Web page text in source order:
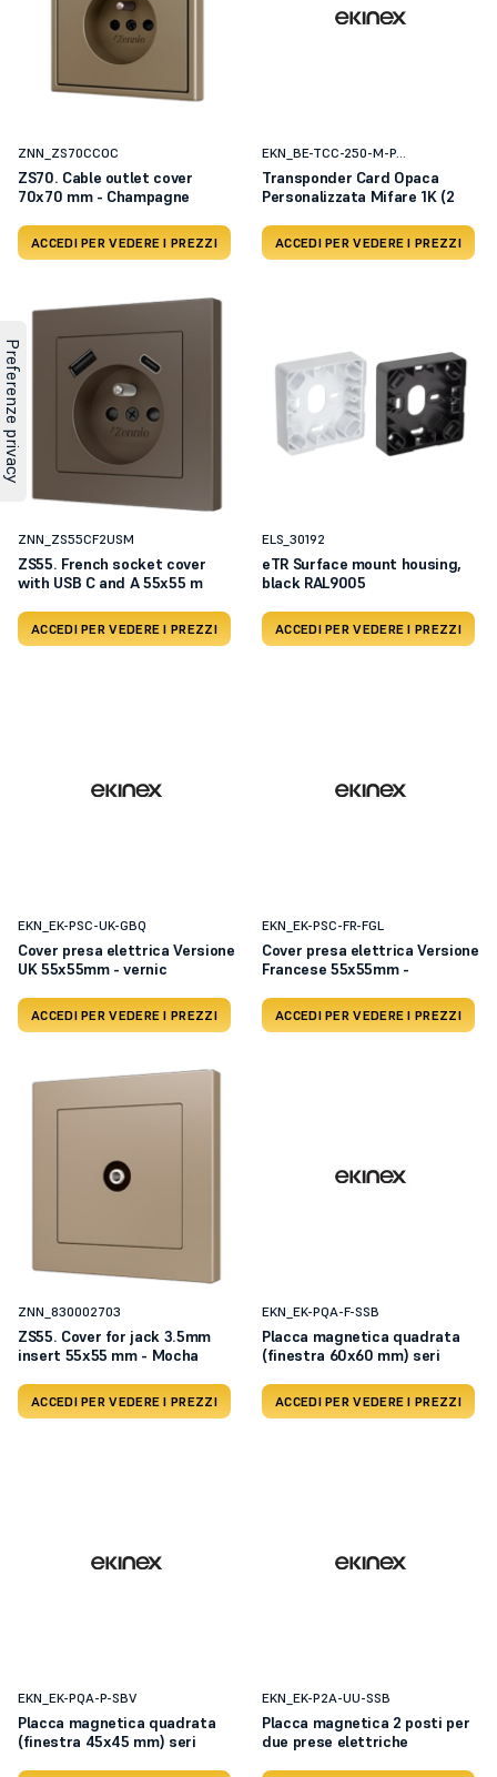
ZNN_ZS70CCOC
ZS70. Cable outlet cover
70x70 mm - Champagne
ACCEDI PER VEDERE I PREZZI
EKN_BE-TCC-250-M-P...
Transponder Card Opaca
Personalizzata Mifare 1K (2
ACCEDI PER VEDERE I PREZZI
ZNN_ZS55CF2USM
ZS55. French socket cover
with USB C and A 55x55 m
ACCEDI PER VEDERE I PREZZI
ELS_30192
eTR Surface mount housing,
black RAL9005
ACCEDI PER VEDERE I PREZZI
EKN_EK-PSC-UK-GBQ
Cover presa elettrica Versione
UK 55x55mm - vernic
ACCEDI PER VEDERE I PREZZI
EKN_EK-PSC-FR-FGL
Cover presa elettrica Versione
Francese 55x55mm -
ACCEDI PER VEDERE I PREZZI
ZNN_830002703
ZS55. Cover for jack 3.5mm
insert 55x55 mm - Mocha
ACCEDI PER VEDERE I PREZZI
EKN_EK-PQA-F-SSB
Placca magnetica quadrata
(finestra 60x60 mm) seri
ACCEDI PER VEDERE I PREZZI
EKN_EK-PQA-P-SBV
Placca magnetica quadrata
(finestra 45x45 mm) seri
EKN_EK-P2A-UU-SSB
Placca magnetica 2 posti per
due prese elettriche